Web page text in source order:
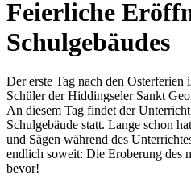
Feierliche
Schulgebäudes
Der erste Tag nach den
Schüler der Hiddingseler Sankt
An diesem Tag findet der
Schulgebäude statt. Lange schon
und Sägen während des
endlich soweit: Die Eroberung des
bevor!